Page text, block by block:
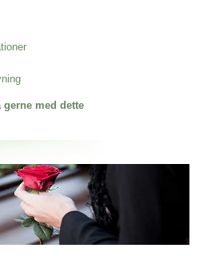
med dette